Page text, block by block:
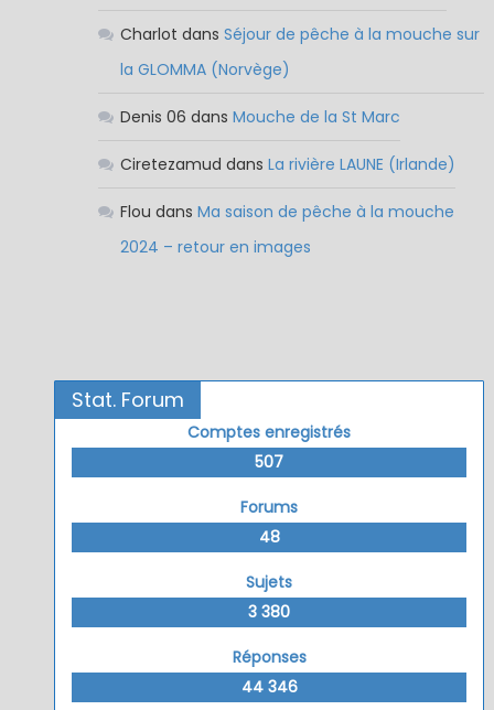
Charlot dans Séjour de pêche à la mouche sur
la GLOMMA (Norvège)
Denis 06 dans Mouche de la St Marc
Ciretezamud dans La rivière LAUNE (Irlande)
Flou dans Ma saison de pêche à la mouche
2024 – retour en images
Stat. Forum
Comptes enregistrés
507
Forums
48
Sujets
3 380
Réponses
44 346